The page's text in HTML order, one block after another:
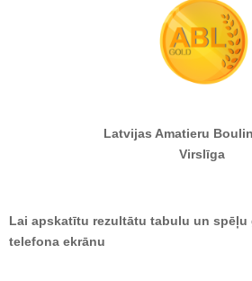
Latvijas Amatieru
Virslīga
Lai apskatītu rezultātu tabulu un spēļu
telefona ekrānu